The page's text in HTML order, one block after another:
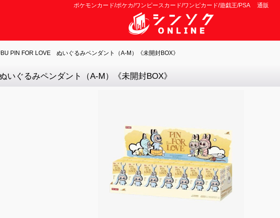
ポケモンカード/ポケカ/ワンピースカード/ワンピカード/遊戯王/PSA 通販
PIN FOR LOVE ぬいぐるみペンダント（A-M）《未開封BOX》
いぐるみペンダント（A-M）《未開封BOX》